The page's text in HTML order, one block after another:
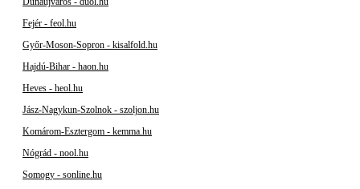
Fejér - feol.hu
Győr-Moson-Sopron - kisalfold.hu
Hajdú-Bihar - haon.hu
Heves - heol.hu
Jász-Nagykun-Szolnok - szoljon.hu
Komárom-Esztergom - kemma.hu
Nógrád - nool.hu
Somogy - sonline.hu